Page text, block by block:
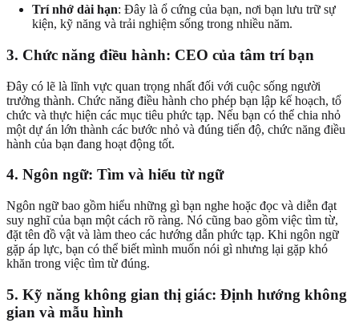
Trí nhớ dài hạn: Đây là ổ cứng của bạn, nơi bạn lưu trữ sự
kiện, kỹ năng và trải nghiệm sống trong nhiều năm.
3. Chức năng điều hành: CEO của tâm trí bạn
Đây có lẽ là lĩnh vực quan trọng nhất đối với cuộc sống người
trưởng thành. Chức năng điều hành cho phép bạn lập kế hoạch, tổ
chức và thực hiện các mục tiêu phức tạp. Nếu bạn có thể chia nhỏ
một dự án lớn thành các bước nhỏ và đúng tiến độ, chức năng điều
hành của bạn đang hoạt động tốt.
4. Ngôn ngữ: Tìm và hiểu từ ngữ
Ngôn ngữ bao gồm hiểu những gì bạn nghe hoặc đọc và diễn đạt
suy nghĩ của bạn một cách rõ ràng. Nó cũng bao gồm việc tìm từ,
đặt tên đồ vật và làm theo các hướng dẫn phức tạp. Khi ngôn ngữ
gặp áp lực, bạn có thể biết mình muốn nói gì nhưng lại gặp khó
khăn trong việc tìm từ đúng.
5. Kỹ năng không gian thị giác: Định hướng không
gian và mẫu hình